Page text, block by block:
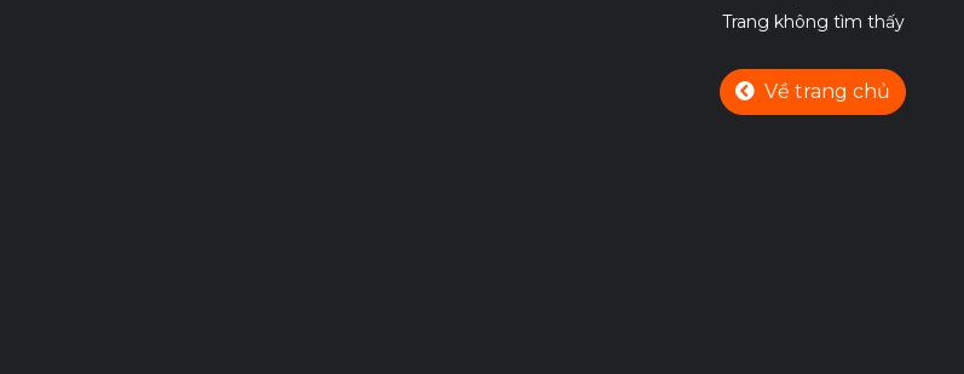
Trang không tìm thấy
Về trang chủ